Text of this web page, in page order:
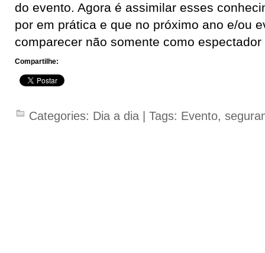
do evento. Agora é assimilar esses
por em prática e que no próximo ano e/ou
comparecer não somente como espectador
Compartilhe:
Categories: Dia a dia | Tags: Evento,